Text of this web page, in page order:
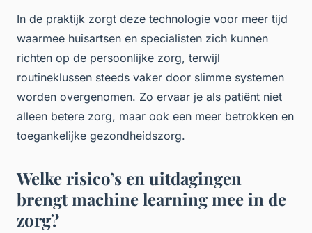
In de praktijk zorgt deze technologie voor meer tijd
waarmee huisartsen en specialisten zich kunnen
richten op de persoonlijke zorg, terwijl
routineklussen steeds vaker door slimme systemen
worden overgenomen. Zo ervaar je als patiënt niet
alleen betere zorg, maar ook een meer betrokken en
toegankelijke gezondheidszorg.
Welke risico’s en uitdagingen
brengt machine learning mee in de
zorg?